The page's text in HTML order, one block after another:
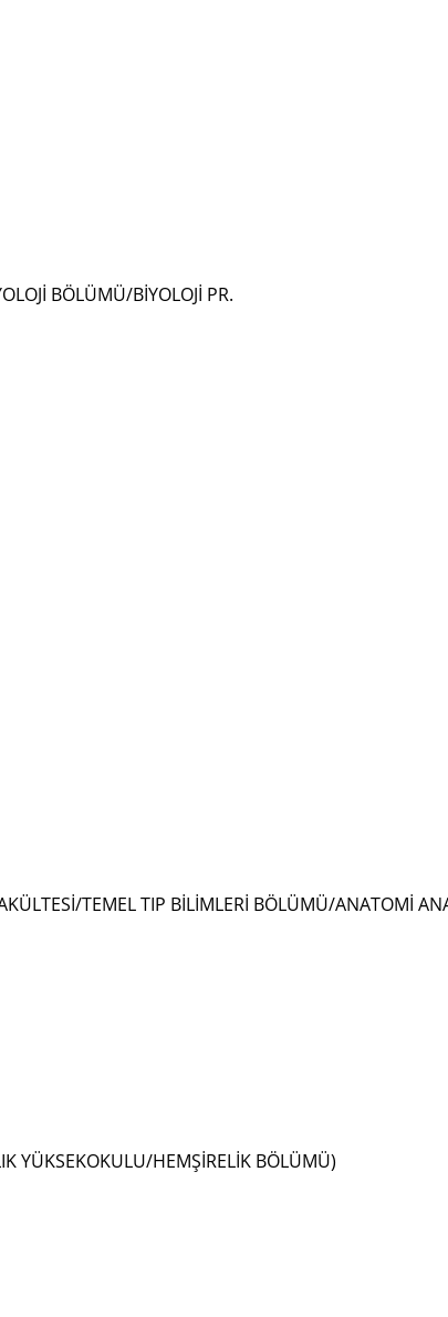
BÖLÜMÜ/BİYOLOJİ PR.
TEMEL TIP BİLİMLERİ BÖLÜMÜ/ANATOMİ
YÜKSEKOKULU/HEMŞİRELİK BÖLÜMÜ)